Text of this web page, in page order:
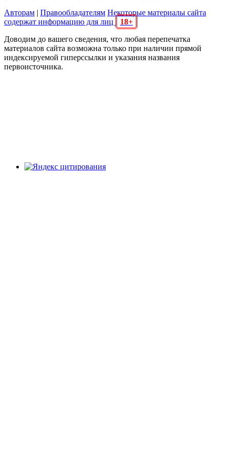
Авторам | Правообладателям Некоторые материалы сайта
содержат информацию для лиц
18+
Доводим до вашего сведения, что любая перепечатка
материалов сайта возможна только при наличии прямой
индексируемой гиперссылки и указания названия
первоисточника.